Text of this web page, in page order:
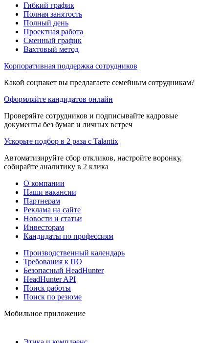
Гибкий график
Полная занятость
Полный день
Проектная работа
Сменный график
Вахтовый метод
Корпоративная поддержка сотрудников
Какой соцпакет вы предлагаете семейным сотрудникам?
Оформляйте кандидатов онлайн
Проверяйте сотрудников и подписывайте кадровые
документы без бумаг и личных встреч
Ускорьте подбор в 2 раза с Talantix
Автоматизируйте сбор откликов, настройте воронку,
собирайте аналитику в 2 клика
О компании
Наши вакансии
Партнерам
Реклама на сайте
Новости и статьи
Инвесторам
Кандидаты по профессиям
Производственный календарь
Требования к ПО
Безопасный HeadHunter
HeadHunter API
Поиск работы
Поиск по резюме
Мобильное приложение